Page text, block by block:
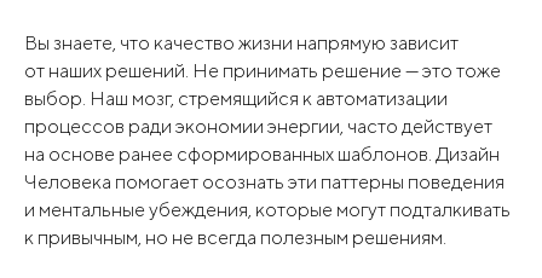
Вы знаете, что качество жизни напрямую зависит
от наших решений. Не принимать решение — это тоже
выбор. Наш мозг, стремящийся к автоматизации
процессов ради экономии энергии, часто действует
на основе ранее сформированных шаблонов. Дизайн
Человека помогает осознать эти паттерны поведения
и ментальные убеждения, которые могут подталкивать
к привычным, но не всегда полезным решениям.